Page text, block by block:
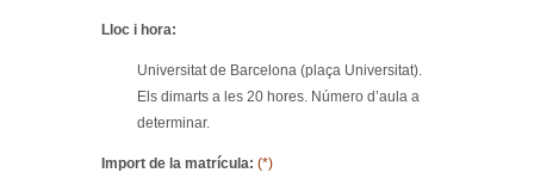
Lloc i hora:
Universitat de Barcelona (plaça Universitat).
Els dimarts a les 20 hores. Número d’aula a
determinar.
Import de la matrícula: (*)